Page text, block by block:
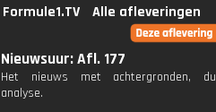
Formule1.TV
Alle afleveringen
Nieuwsuur: Afl. 177
Het nieuws met achtergronden,
analyse.